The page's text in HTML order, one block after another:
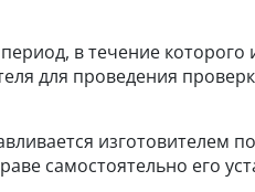
в течение которого
для проведения
изготовителем
самостоятельно его